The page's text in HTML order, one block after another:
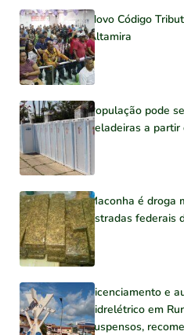
Novo Código
Altamira
População pode
geladeiras a
Maconha é droga
estradas federais
Licenciamento e
hidrelétrico em
suspensos,